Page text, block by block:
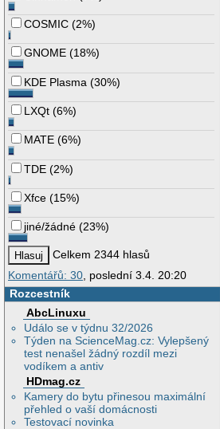
COSMIC (2%)
GNOME (18%)
KDE Plasma (30%)
LXQt (6%)
MATE (6%)
TDE (2%)
Xfce (15%)
jiné/žádné (23%)
Celkem 2344 hlasů
Komentářů: 30 , poslední 3.4. 20:20
Rozcestník
AbcLinuxu
Událo se v týdnu 32/2026
Týden na ScienceMag.cz: Vylepšený
test nenašel žádný rozdíl mezi
vodíkem a antiv
HDmag.cz
Kamery do bytu přinesou maximální
přehled o vaší domácnosti
Testovací novinka